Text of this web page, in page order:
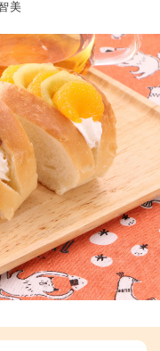
美